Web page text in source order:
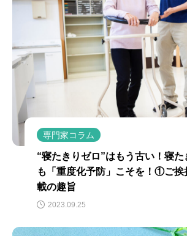
専門家コラム
“寝たきりゼロ”はもう古い！寝た
も「重度化予防」こそを！①ご挨
載の趣旨
2023.09.25